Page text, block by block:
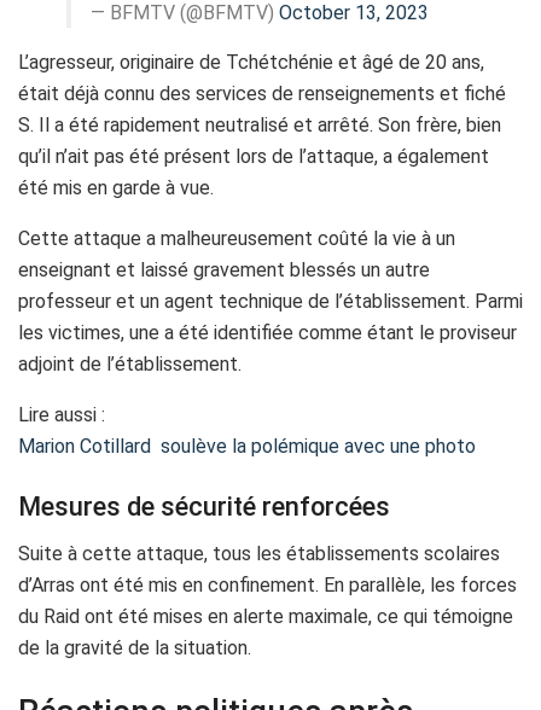
— BFMTV (@BFMTV) October 13, 2023
L’agresseur, originaire de Tchétchénie et âgé de 20 ans,
était déjà connu des services de renseignements et fiché
S. Il a été rapidement neutralisé et arrêté. Son frère, bien
qu’il n’ait pas été présent lors de l’attaque, a également
été mis en garde à vue.
Cette attaque a malheureusement coûté la vie à un
enseignant et laissé gravement blessés un autre
professeur et un agent technique de l’établissement. Parmi
les victimes, une a été identifiée comme étant le proviseur
adjoint de l’établissement.
Lire aussi :
Marion Cotillard soulève la polémique avec une photo
Mesures de sécurité renforcées
Suite à cette attaque, tous les établissements scolaires
d’Arras ont été mis en confinement. En parallèle, les forces
du Raid ont été mises en alerte maximale, ce qui témoigne
de la gravité de la situation.